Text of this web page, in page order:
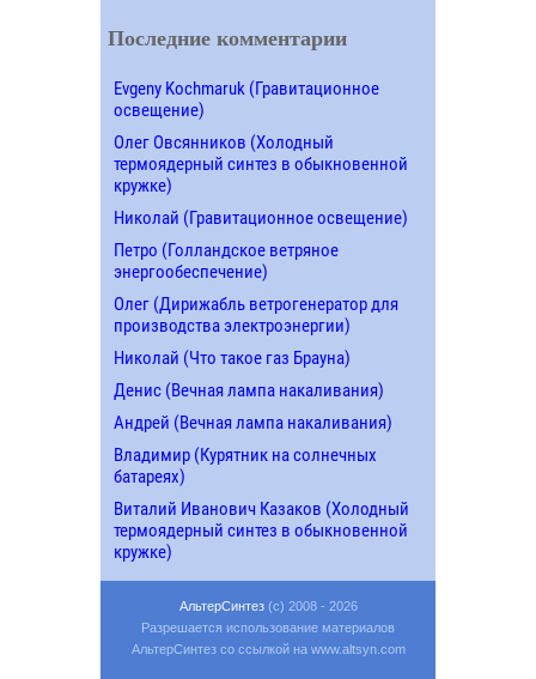
Последние комментарии
Evgeny Kochmaruk (Гравитационное
освещение)
Олег Овсянников (Холодный
термоядерный синтез в обыкновенной
кружке)
Николай (Гравитационное освещение)
Петро (Голландское ветряное
энергообеспечение)
Олег (Дирижабль ветрогенератор для
производства электроэнергии)
Николай (Что такое газ Брауна)
Денис (Вечная лампа накаливания)
Андрей (Вечная лампа накаливания)
Владимир (Курятник на солнечных
батареях)
Виталий Иванович Казаков (Холодный
термоядерный синтез в обыкновенной
кружке)
АльтерСинтез(c) 2008 - 2026
Разрешается использование материалов
АльтерСинтез со ссылкой на www.altsyn.com